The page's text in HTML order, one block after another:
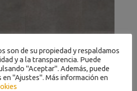
son de su propiedad y respaldamos
y a la transparencia. Puede
"Aceptar". Además, puede
"Ajustes". Más información en